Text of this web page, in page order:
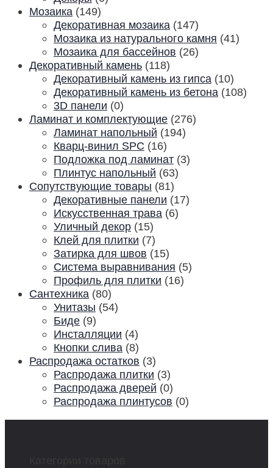
Мозаика (149)
Декоративная мозаика (147)
Мозаика из натурального камня (41)
Мозаика для бассейнов (26)
Декоративный камень (118)
Декоративный камень из гипса (10)
Декоративный камень из бетона (108)
3D панели (0)
Ламинат и комплектующие (276)
Ламинат напольный (194)
Кварц-винил SPC (16)
Подложка под ламинат (3)
Плинтус напольный (63)
Сопутствующие товары (81)
Декоративные панели (17)
Искусственная трава (6)
Уличный декор (15)
Клей для плитки (7)
Затирка для швов (15)
Система выравнивания (5)
Профиль для плитки (16)
Сантехника (80)
Унитазы (54)
Биде (9)
Инсталляции (4)
Кнопки слива (8)
Распродажа остатков (3)
Распродажа плитки (3)
Распродажа дверей (0)
Распродажа плинтусов (0)